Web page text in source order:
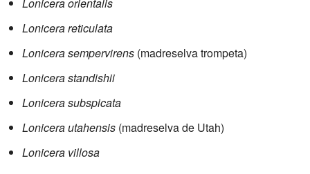
Lonicera reticulata
Lonicera sempervirens (madreselva trompeta)
Lonicera standishii
Lonicera subspicata
Lonicera utahensis (madreselva de Utah)
Lonicera villosa